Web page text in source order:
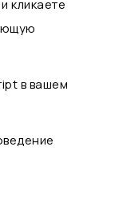
кликаете
в вашем